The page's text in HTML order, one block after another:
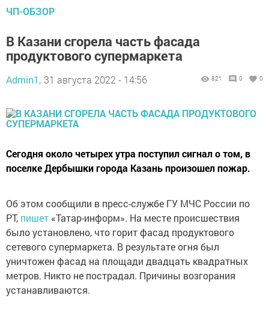
ЧП-ОБЗОР
В Казани сгорела часть фасада
продуктового супермаркета
Admin1, 31 августа 2022 - 14:56 821 0 0
Сегодня около четырех утра поступил сигнал о том, в
поселке Дербышки города Казань произошел пожар.
Об этом сообщили в пресс-службе ГУ МЧС России по
РТ, пишет «Татар-информ». На месте происшествия
было установлено, что горит фасад продуктового
сетевого супермаркета. В результате огня был
уничтожен фасад на площади двадцать квадратных
метров. Никто не пострадал. Причины возгорания
устанавливаются.